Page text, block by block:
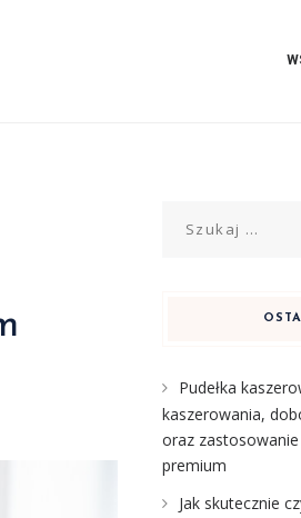
Pudełka
kaszerowania,
oraz
premium
Jak skutecznie